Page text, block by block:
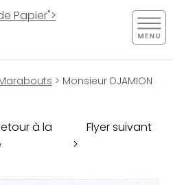
Papier">
> Monsieur DJAMION
à la
Flyer suivant
>